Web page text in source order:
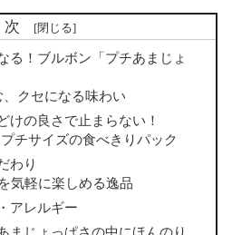
る！ブルボン「プチあまじょ
クセになる味わい
けの良さで止まらない！
チサイズの食べきりパック
わり
気軽に楽しめる逸品
アレルギー
まじょっぱさの中にほんのり